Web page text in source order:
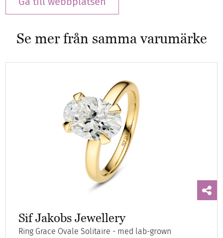
Se mer från samma varumärke
Sif Jakobs Jewellery
Ring Grace Ovale Solitaire - med lab-grown